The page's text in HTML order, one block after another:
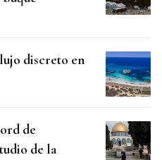
discreto en
de
de la